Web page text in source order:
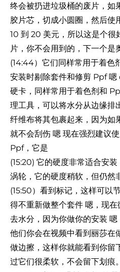
终会被扔进垃圾桶的废片，如
胶片芯，切成小圆圈，然后使
10 到 20 美元，所以这是个很
片，你不会用到的，下一个是
(14:44）它们同样常用于着色
安装时剔除套件和修剪 Ppf
硬卡，同样常用于着色剂和
理工具，可以将水分从边缘排
纤维布将其包裹起来，因为如
就不会刮伤 嗯 现在强烈建议
Ppf，它是
(15:20) 它的硬度非常适合安
涡轮，它的硬度稍软，但仍然
(15:50）看到标记，这样可以
得不重新做整个套件 嗯，现
去水分，因为你做你的安装
他们你会在视频中看到丽莎在
做边擦，这样你就能看到你留
过它们很柔软，不会留下划痕。